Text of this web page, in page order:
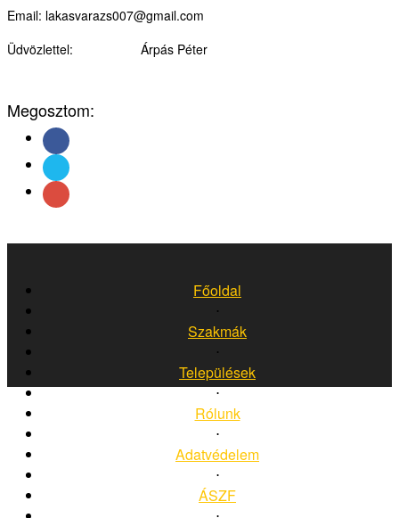
Email: lakasvarazs007@gmail.com
Üdvözlettel: Árpás Péter
Megosztom:
Főoldal
⋅
Szakmák
⋅
Települések
⋅
Rólunk
⋅
Adatvédelem
⋅
ÁSZF